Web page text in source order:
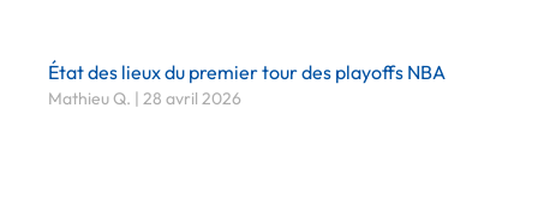
État des lieux du premier tour des playoffs NBA
Mathieu Q. 28 avril 2026